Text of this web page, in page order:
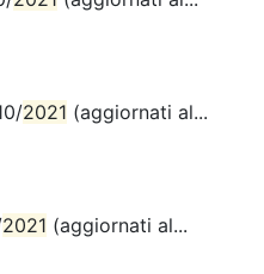
2021 (aggiornati al...
2021 (aggiornati al...